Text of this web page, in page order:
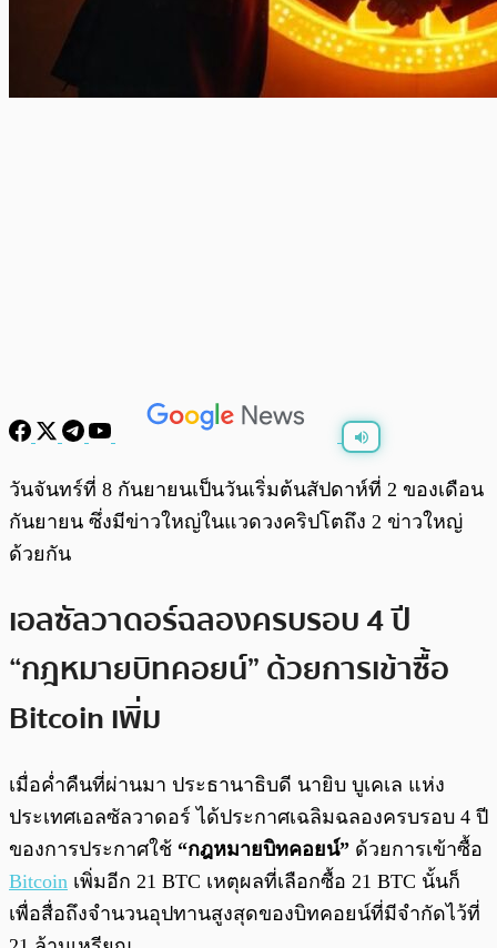
พร้อมเล่น 0:00
วันจันทร์ที่ 8 กันยายนเป็นวันเริ่มต้นสัปดาห์ที่ 2 ของเดือน
กันยายน ซึ่งมีข่าวใหญ่ในแวดวงคริปโตถึง 2 ข่าวใหญ่
ด้วยกัน
เอลซัลวาดอร์ฉลองครบรอบ 4 ปี
“กฎหมายบิทคอยน์” ด้วยการเข้าซื้อ
Bitcoin เพิ่ม
เมื่อค่ำคืนที่ผ่านมา ประธานาธิบดี นายิบ บูเคเล แห่ง
ประเทศเอลซัลวาดอร์ ได้ประกาศเฉลิมฉลองครบรอบ 4 ปี
ของการประกาศใช้ “กฎหมายบิทคอยน์” ด้วยการเข้าซื้อ
Bitcoin เพิ่มอีก 21 BTC เหตุผลที่เลือกซื้อ 21 BTC นั้นก็
เพื่อสื่อถึงจำนวนอุปทานสูงสุดของบิทคอยน์ที่มีจำกัดไว้ที่